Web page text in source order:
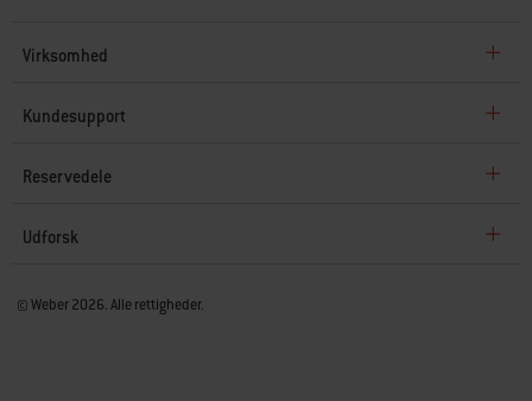
Virksomhed
Kundesupport
Reservedele
Udforsk
© Weber 2026. Alle rettigheder.